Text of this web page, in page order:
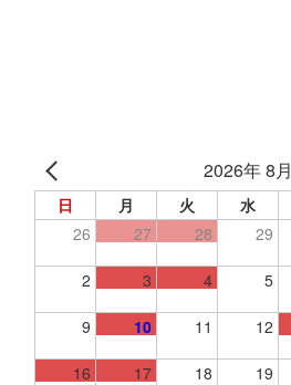
2026年 8月
日 月 火 水
26
27 28 29
2 3 4 5
9 10 11 12
16 17 18 19